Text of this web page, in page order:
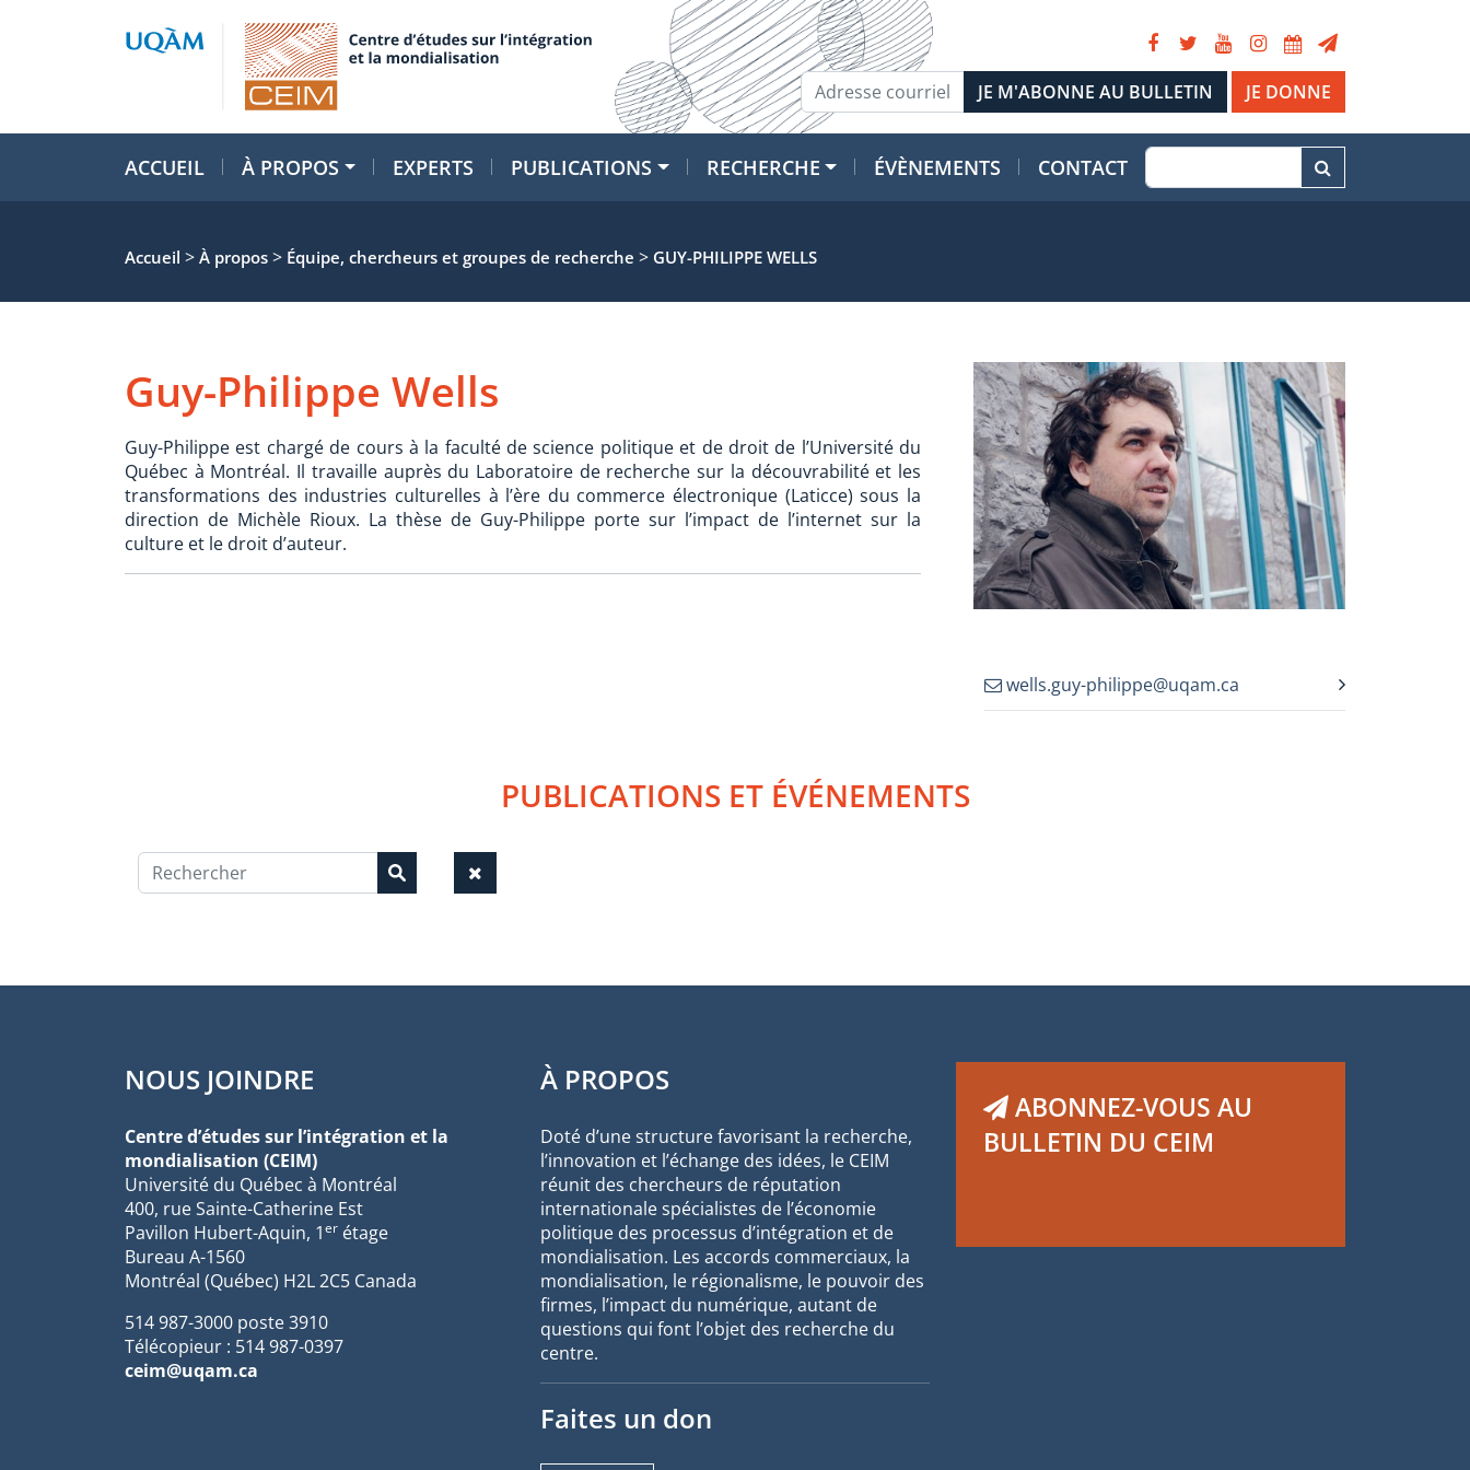
JE DONNE
ACCUEIL À PROPOS EXPERTS PUBLICATIONS RECHERCHE ÉVÈNEMENTS CONTACT
Accueil > À propos > Équipe, chercheurs et groupes de recherche > GUY-PHILIPPE WELLS
Guy-Philippe Wells
Guy-Philippe est chargé de cours à la faculté de science politique et de droit de l’Université du
Québec à Montréal. Il travaille auprès du Laboratoire de recherche sur la découvrabilité et les
transformations des industries culturelles à l’ère du commerce électronique (Laticce) sous la
direction de Michèle Rioux. La thèse de Guy-Philippe porte sur l’impact de l’internet sur la
culture et le droit d’auteur.
wells.guy-philippe@uqam.ca
PUBLICATIONS ET ÉVÉNEMENTS
NOUS JOINDRE
Centre d’études sur l’intégration et la
mondialisation (CEIM)
Université du Québec à Montréal
400, rue Sainte-Catherine Est
Pavillon Hubert-Aquin, 1er étage
Bureau A-1560
Montréal (Québec) H2L 2C5 Canada
514 987-3000 poste 3910
Télécopieur : 514 987-0397
ceim@uqam.ca
À PROPOS
Doté d’une structure favorisant la recherche,
l’innovation et l’échange des idées, le CEIM
réunit des chercheurs de réputation
internationale spécialistes de l’économie
politique des processus d’intégration et de
mondialisation. Les accords commerciaux, la
mondialisation, le régionalisme, le pouvoir des
firmes, l’impact du numérique, autant de
questions qui font l’objet des recherche du
centre.
Faites un don
ABONNEZ-VOUS AU
BULLETIN DU CEIM